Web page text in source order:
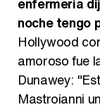
enfermería
noche tengo
Hollywood
amoroso fue
Dunawey:
Mastroianni